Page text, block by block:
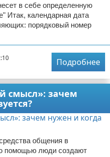
в себе определенную
Итак, календарная дата
порядковый номер
Подробнее
смысл»: зачем
общения в
помощью люди создают